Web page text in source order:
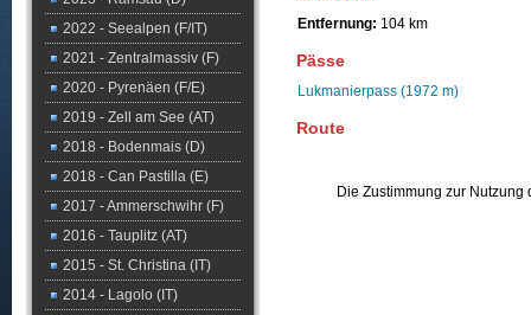
2022 - Seealpen (F/IT)
2021 - Zentralmassiv (F)
2020 - Pyrenäen (F/E)
2019 - Zell am See (AT)
2018 - Bodenmais (D)
2018 - Can Pastilla (E)
2017 - Ammerschwihr (F)
2016 - Tauplitz (AT)
2015 - St. Christina (IT)
2014 - Lagolo (IT)
Entfernung: 104 km
Pässe
Lukmanierpass (1972 m)
Route
Die Zustimmung zur